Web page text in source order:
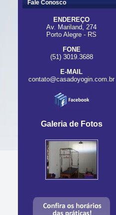
Fale Conosco
ENDEREÇO
Av. Mariland, 274
Porto Alegre - RS
FONE
(51) 3019.3688
E-MAIL
contato@casadoyogin.com.br
Galeria de Fotos